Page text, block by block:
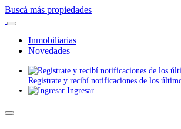
Buscá más propiedades
Inmobiliarias
Novedades
Registrate y recibí notificaciones de los
Ingresar